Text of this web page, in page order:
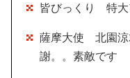
皆びっくり 特大
薩摩大使 北園涼
謝。。素敵です